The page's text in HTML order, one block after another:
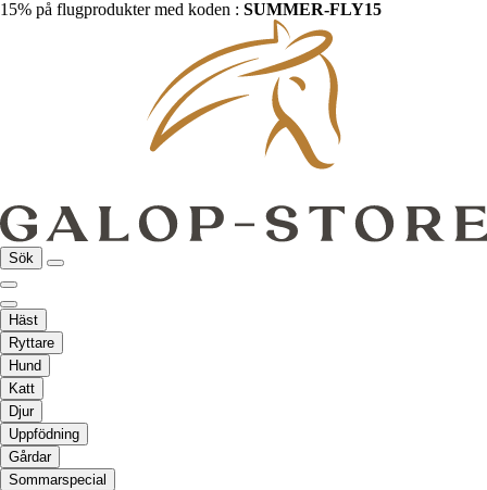
15% på flugprodukter med koden : SUMMER-FLY15
Sök
Häst
Ryttare
Hund
Katt
Djur
Uppfödning
Gårdar
Sommarspecial